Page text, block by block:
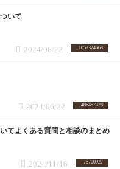
いて
1053324663
2024/06/22
486457328
2024/06/22
てよくある質問と相談のまとめ
75700927
2024/11/16